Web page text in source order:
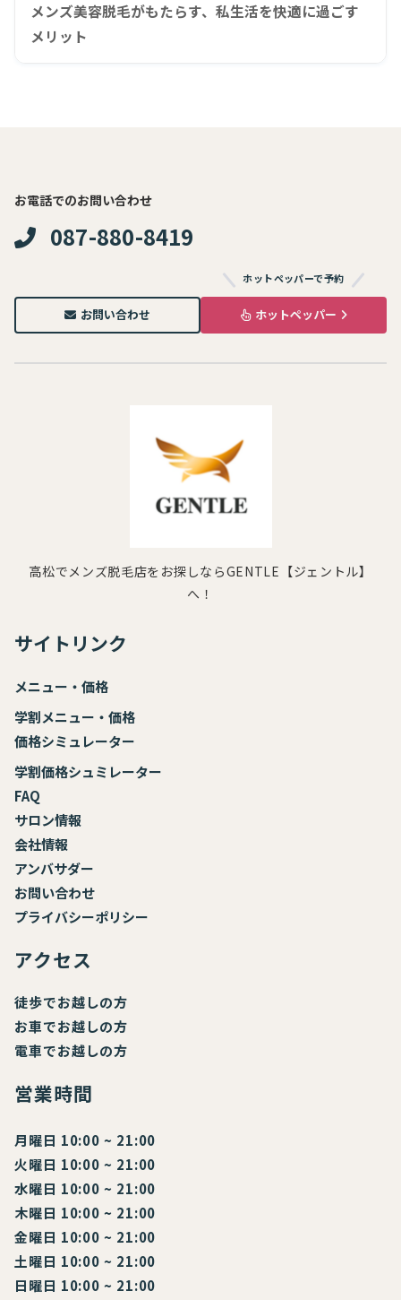
メンズ美容脱毛がもたらす、私生活を快適に過ごす
メリット
お電話でのお問い合わせ
087-880-8419
お問い合わせ
ホットペッパーで予約
ホットペッパー
高松でメンズ脱毛店をお探しならGENTLE【ジェントル】
へ！
サイトリンク
メニュー・価格
学割メニュー・価格
価格シミュレーター
学割価格シュミレーター
FAQ
サロン情報
会社情報
アンバサダー
お問い合わせ
プライバシーポリシー
アクセス
徒歩でお越しの方
お車でお越しの方
電車でお越しの方
営業時間
月曜日 10:00 ~ 21:00
火曜日 10:00 ~ 21:00
水曜日 10:00 ~ 21:00
木曜日 10:00 ~ 21:00
金曜日 10:00 ~ 21:00
土曜日 10:00 ~ 21:00
日曜日 10:00 ~ 21:00